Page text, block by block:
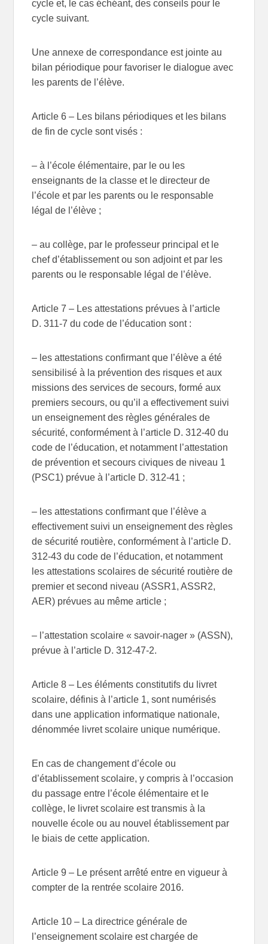
cycle et, le cas échéant, des conseils pour le
cycle suivant.
Une annexe de correspondance est jointe au
bilan périodique pour favoriser le dialogue avec
les parents de l’élève.
Article 6 – Les bilans périodiques et les bilans
de fin de cycle sont visés :
– à l’école élémentaire, par le ou les
enseignants de la classe et le directeur de
l’école et par les parents ou le responsable
légal de l’élève ;
– au collège, par le professeur principal et le
chef d’établissement ou son adjoint et par les
parents ou le responsable légal de l’élève.
Article 7 – Les attestations prévues à l’article
D. 311-7 du code de l’éducation sont :
– les attestations confirmant que l’élève a été
sensibilisé à la prévention des risques et aux
missions des services de secours, formé aux
premiers secours, ou qu’il a effectivement suivi
un enseignement des règles générales de
sécurité, conformément à l’article D. 312-40 du
code de l’éducation, et notamment l’attestation
de prévention et secours civiques de niveau 1
(PSC1) prévue à l’article D. 312-41 ;
– les attestations confirmant que l’élève a
effectivement suivi un enseignement des règles
de sécurité routière, conformément à l’article D.
312-43 du code de l’éducation, et notamment
les attestations scolaires de sécurité routière de
premier et second niveau (ASSR1, ASSR2,
AER) prévues au même article ;
– l’attestation scolaire « savoir-nager » (ASSN),
prévue à l’article D. 312-47-2.
Article 8 – Les éléments constitutifs du livret
scolaire, définis à l’article 1, sont numérisés
dans une application informatique nationale,
dénommée livret scolaire unique numérique.
En cas de changement d’école ou
d’établissement scolaire, y compris à l’occasion
du passage entre l’école élémentaire et le
collège, le livret scolaire est transmis à la
nouvelle école ou au nouvel établissement par
le biais de cette application.
Article 9 – Le présent arrêté entre en vigueur à
compter de la rentrée scolaire 2016.
Article 10 – La directrice générale de
l’enseignement scolaire est chargée de